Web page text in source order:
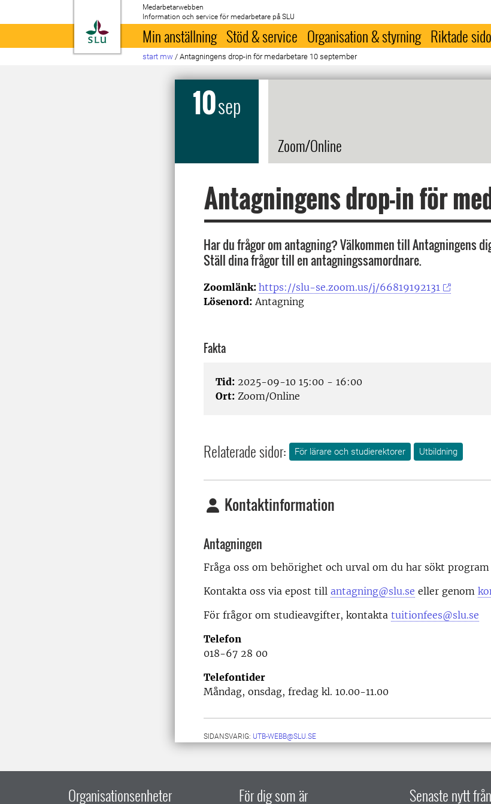
Till startsida
Medarbetarwebben
Information och service för medarbetare på SLU
Min anställning Stöd & service Organisation & styrning Riktade
start mw / Antagningens drop-in för medarbetare 10 september
10sep
Zoom/Online
Antagningens drop-in för
Har du frågor om antagning? Välkommen till Antagningens
Ställ dina frågor till en antagningssamordnare.
Zoomlänk: https://slu-se.zoom.us/j/66819192131
Lösenord: Antagning
Fakta
Tid: 2025-09-10 15:00 - 16:00
Ort: Zoom/Online
Relaterade sidor: För lärare och studierektorer Utbildning
Kontaktinformation
Antagningen
Fråga oss om behörighet och urval om du har sökt program
Kontakta oss via epost till antagning@slu.se eller genom
För frågor om studieavgifter, kontakta tuitionfees@slu.se
Telefon
018-67 28 00
Telefontider
Måndag, onsdag, fredag kl. 10.00-11.00
SIDANSVARIG: UTB-WEBB@SLU.SE
Organisationsenheter För dig som är Senaste nytt från